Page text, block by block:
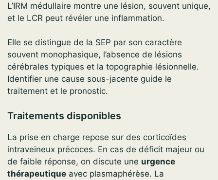
L’IRM médullaire montre une lésion, souvent unique,
et le LCR peut révéler une inflammation.
Elle se distingue de la SEP par son caractère
souvent monophasique, l’absence de lésions
cérébrales typiques et la topographie lésionnelle.
Identifier une cause sous-jacente guide le
traitement et le pronostic.
Traitements disponibles
La prise en charge repose sur des corticoïdes
intraveineux précoces. En cas de déficit majeur ou
de faible réponse, on discute une urgence
thérapeutique avec plasmaphérèse. La